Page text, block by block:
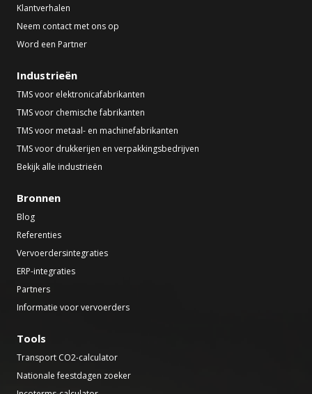
Klantverhalen
Neem contact met ons op
Word een Partner
Industrieën
TMS voor elektronicafabrikanten
TMS voor chemische fabrikanten
TMS voor metaal- en machinefabrikanten
TMS voor drukkerijen en verpakkingsbedrijven
Bekijk alle industrieën
Bronnen
Blog
Referenties
Vervoerdersintegraties
ERP-integraties
Partners
Informatie voor vervoerders
Tools
Transport CO2-calculator
Nationale feestdagen zoeker